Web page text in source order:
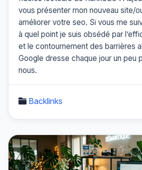
vous présenter mon nouveau site/
améliorer votre seo. Si vous me
à quel point je suis obsédé par
et le contournement des barrières
Google dresse chaque jour un peu
nous.
Backlinks